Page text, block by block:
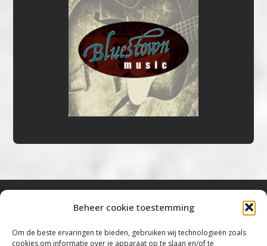
Beheer cookie toestemming
Om de beste ervaringen te bieden, gebruiken wij technologieën zoals
cookies om informatie over je apparaat op te slaan en/of te